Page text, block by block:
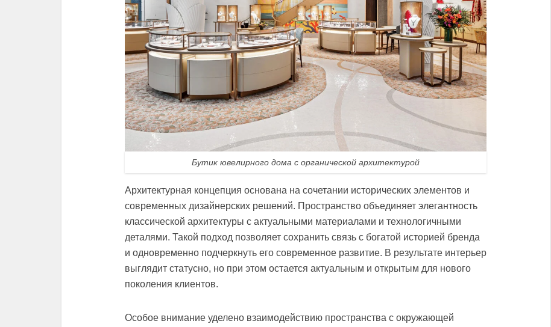
Бутик ювелирного дома с органической архитектурой
Архитектурная концепция основана на сочетании исторических элементов и
современных дизайнерских решений. Пространство объединяет элегантность
классической архитектуры с актуальными материалами и технологичными
деталями. Такой подход позволяет сохранить связь с богатой историей бренда
и одновременно подчеркнуть его современное развитие. В результате интерьер
выглядит статусно, но при этом остается актуальным и открытым для нового
поколения клиентов.
Особое внимание уделено взаимодействию пространства с окружающей